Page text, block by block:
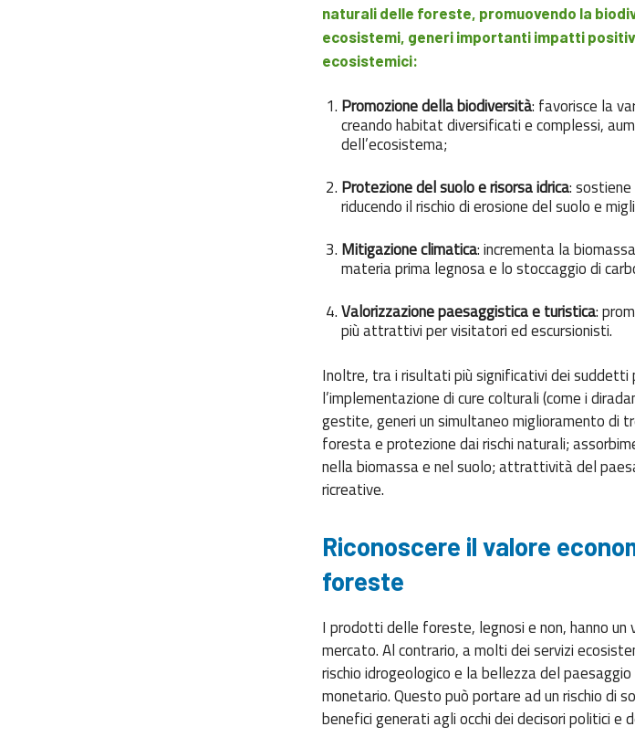
naturali delle foreste, promuovendo la
ecosistemi, generi importanti impatti
ecosistemici:
Promozione della biodiversità: favorisce la
creando habitat diversificati e complessi,
dell’ecosistema;
Protezione del suolo e risorsa idrica:
riducendo il rischio di erosione del suolo e
Mitigazione climatica: incrementa la
materia prima legnosa e lo stoccaggio di
Valorizzazione paesaggistica e turistica:
più attrattivi per visitatori ed escursionisti.
Inoltre, tra i risultati più significativi dei suddetti
l’implementazione di cure colturali (come i
gestite, generi un simultaneo miglioramento di
foresta e protezione dai rischi naturali;
nella biomassa e nel suolo; attrattività del
ricreative.
Riconoscere il valore
foreste
I prodotti delle foreste, legnosi e non, hanno
mercato. Al contrario, a molti dei servizi
rischio idrogeologico e la bellezza del
monetario. Questo può portare ad un rischio di
benefici generati agli occhi dei decisori politici e